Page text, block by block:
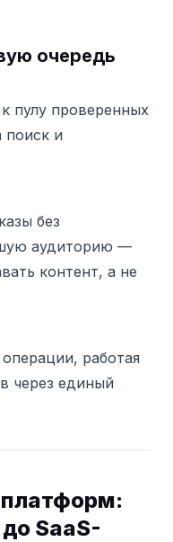
очередь
пулу проверенных
поиск и
без
аудиторию —
контент, а не
работая
через единый
SaaS-